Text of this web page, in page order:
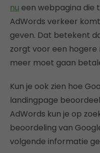
nu een webpagina die
AdWords verkeer
geven. Dat betekent
zorgt voor een hogere
meer moet gaan
Kun je ook zien hoe
landingpage
AdWords kun je op
beoordeling van
volgende informatie